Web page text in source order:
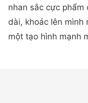
nhan sắc cực phẩm
dài, khoác lên mình
một tạo hình mạnh